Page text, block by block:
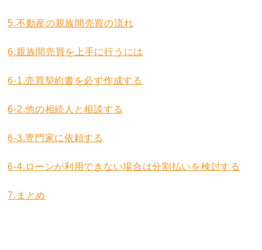
5.不動産の親族間売買の流れ
6.親族間売買を上手に行うには
6-1.売買契約書を必ず作成する
6-2.他の相続人と相談する
6-3.専門家に依頼する
6-4.ローンが利用できない場合は分割払いを検討する
7.まとめ